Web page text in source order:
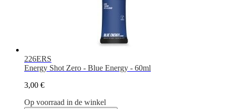
226ERS
Energy Shot Zero - Blue Energy - 60ml
3,00 €
Op voorraad in de winkel